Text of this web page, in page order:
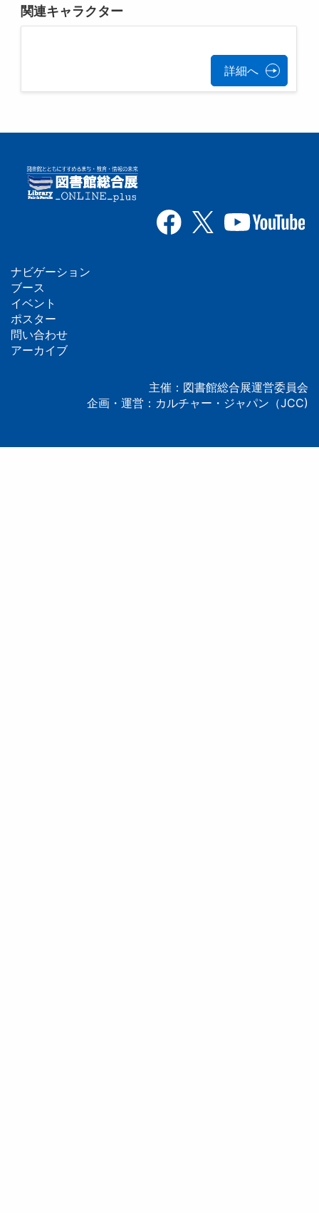
関連キャラクター
詳細へ
フ
ッ
タ
ナビゲーション
ブース
イベント
ポスター
問い合わせ
アーカイブ
主催：図書館総合展運営委員会
企画・運営：カルチャー・ジャパン（JCC)